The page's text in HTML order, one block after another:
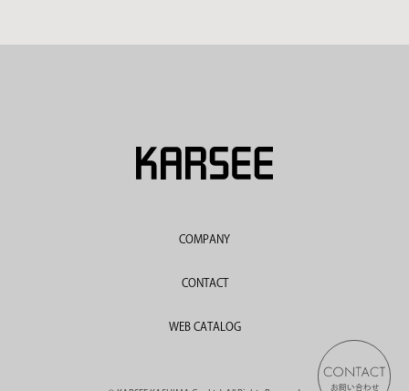
COMPANY
CONTACT
WEB CATALOG